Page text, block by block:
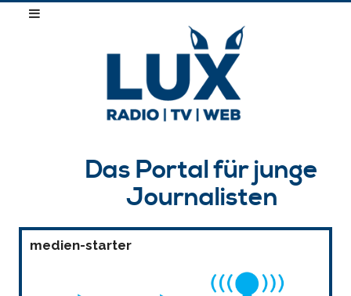
Das Portal für junge
Journalisten
medien-starter